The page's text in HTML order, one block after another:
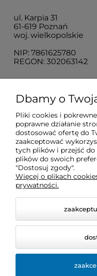
ul. Karpia 31
61-619 Poznań
woj. wielkopolskie
NIP: 7861625780
REGON: 302063142
O nas
Obsługa klienta
Pomoc
Moje konto
Dbamy o
Pliki cookies i
poprawne działanie
dostosować ofertę do
zaakceptować
tych plików i przejść
plików do swoich
"Dostosuj zgody".
Więcej o plikach
prywatności.